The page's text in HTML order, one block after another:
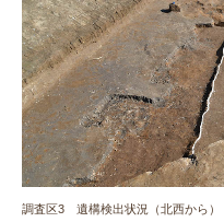
調査区3 遺構検出状況（北西から）